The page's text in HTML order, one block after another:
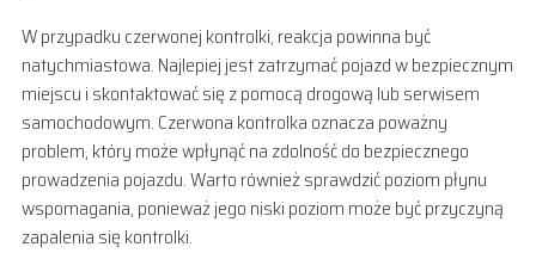
W przypadku czerwonej kontrolki, reakcja powinna być
natychmiastowa. Najlepiej jest zatrzymać pojazd w bezpiecznym
miejscu i skontaktować się z pomocą drogową lub serwisem
samochodowym. Czerwona kontrolka oznacza poważny
problem, który może wpłynąć na zdolność do bezpiecznego
prowadzenia pojazdu. Warto również sprawdzić poziom płynu
wspomagania, ponieważ jego niski poziom może być przyczyną
zapalenia się kontrolki.